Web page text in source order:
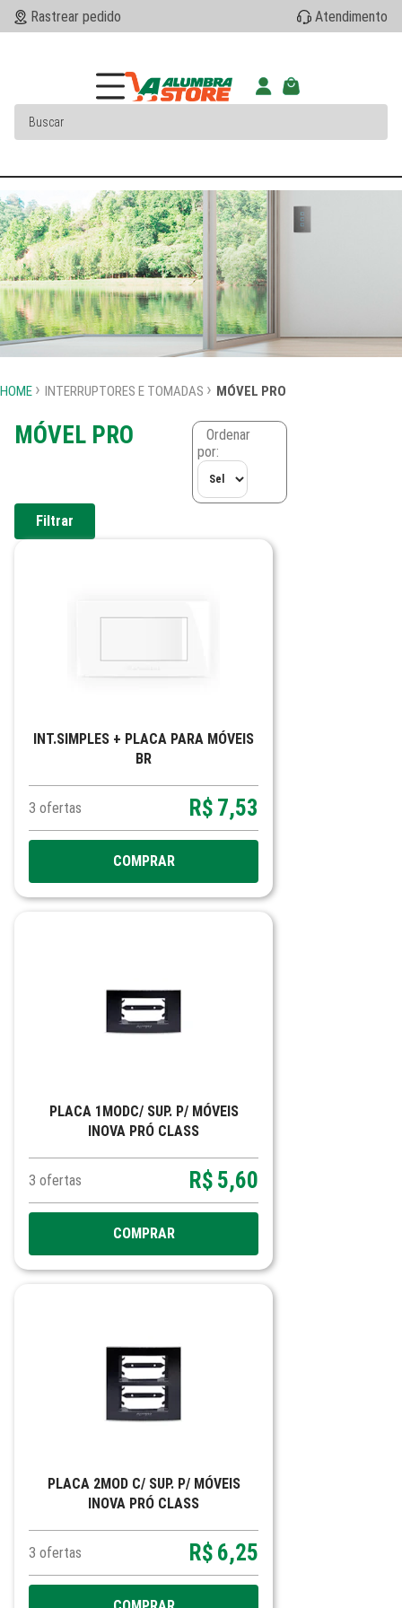
Rastrear pedido Atendimento
HOME INTERRUPTORES E TOMADAS MÓVEL PRO
MÓVEL PRO
Ordenar
por:
Filtrar
INT.SIMPLES + PLACA PARA MÓVEIS
BR
3 ofertas R$ 7,53
COMPRAR
PLACA 1MODC/ SUP. P/ MÓVEIS
INOVA PRÓ CLASS
3 ofertas R$ 5,60
COMPRAR
PLACA 2MOD C/ SUP. P/ MÓVEIS
INOVA PRÓ CLASS
3 ofertas R$ 6,25